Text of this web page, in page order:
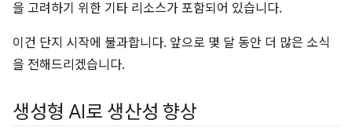
을 고려하기 위한 기타 리소스가 포함되어 있습니다.
이건 단지 시작에 불과합니다. 앞으로 몇 달 동안 더 많은 소식
을 전해드리겠습니다.
생성형 AI로 생산성 향상